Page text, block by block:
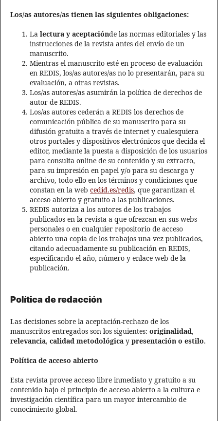
Los/as autores/as tienen las siguientes obligaciones:
La lectura y aceptaciónde las normas editoriales y las
instrucciones de la revista antes del envío de un
manuscrito.
Mientras el manuscrito esté en proceso de evaluación
en REDIS, los/as autores/as no lo presentarán, para su
evaluación, a otras revistas.
Los/as autores/as asumirán la política de derechos de
autor de REDIS.
Los/as autores cederán a REDIS los derechos de
comunicación pública de su manuscrito para su
difusión gratuita a través de internet y cualesquiera
otros portales y dispositivos electrónicos que decida el
editor, mediante la puesta a disposición de los usuarios
para consulta online de su contenido y su extracto,
para su impresión en papel y/o para su descarga y
archivo, todo ello en los términos y condiciones que
constan en la web cedid.es/redis, que garantizan el
acceso abierto y gratuito a las publicaciones.
REDIS autoriza a los autores de los trabajos
publicados en la revista a que ofrezcan en sus webs
personales o en cualquier repositorio de acceso
abierto una copia de los trabajos una vez publicados,
citando adecuadamente su publicación en REDIS,
especificando el año, número y enlace web de la
publicación.
Política de redacción
Las decisiones sobre la aceptación-rechazo de los
manuscritos entregados son los siguientes: originalidad,
relevancia, calidad metodológica y presentación o estilo.
Política de acceso abierto
Esta revista provee acceso libre inmediato y gratuito a su
contenido bajo el principio de acceso abierto a la cultura e
investigación científica para un mayor intercambio de
conocimiento global.